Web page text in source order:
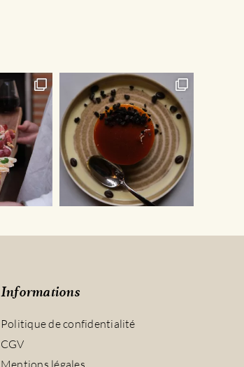
Informations
Politique de confidentialité
CGV